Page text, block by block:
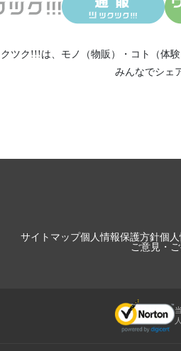
ツク!!!は、 モノ（物販） ・ コト（体験
みんなでシェ
サイトマップ個人情報保護方針個人
ご意見・